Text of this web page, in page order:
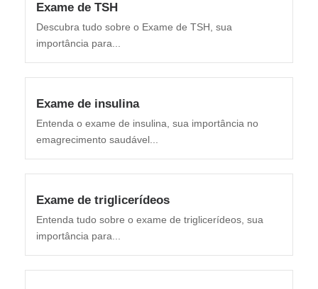
Exame de TSH
Descubra tudo sobre o Exame de TSH, sua
importância para...
Exame de insulina
Entenda o exame de insulina, sua importância no
emagrecimento saudável...
Exame de triglicerídeos
Entenda tudo sobre o exame de triglicerídeos, sua
importância para...